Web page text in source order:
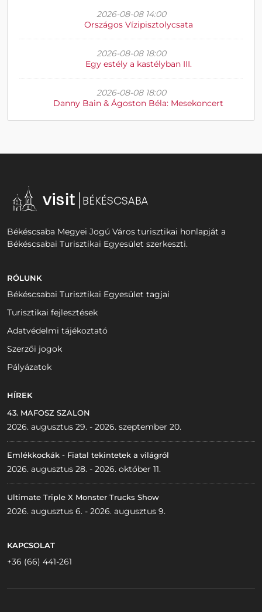
2026-08-08 14:00
Országos Vízipisztolycsata
2026-08-08 18:00
Egy estély a kastélyban III.
2026-08-08 18:00
Danny Bain & Ágoston Béla: Mesekoncert
Békéscsaba Megyei Jogú Város turisztikai honlapját a
Békéscsabai Turisztikai Egyesület szerkeszti.
RÓLUNK
Békéscsabai Turisztikai Egyesület tagjai
Turisztikai fejlesztések
Adatvédelmi tájékoztató
Szerzői jogok
Pályázatok
HÍREK
43. MAFOSZ SZALON
2026. augusztus 29. - 2026. szeptember 20.
Emlékkockák - Fiatal tekintetek a világról
2026. augusztus 28. - 2026. október 11.
Ultimate Triple X Monster Trucks Show
2026. augusztus 6. - 2026. augusztus 9.
KAPCSOLAT
+36 (66) 441-261